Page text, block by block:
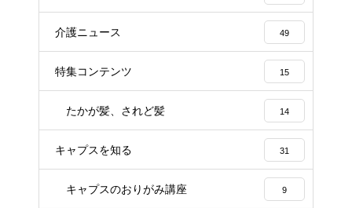
介護ニュース 49
特集コンテンツ 15
たかが髪、されど髪 14
キャプスを知る 31
キャプスのおりがみ講座 9